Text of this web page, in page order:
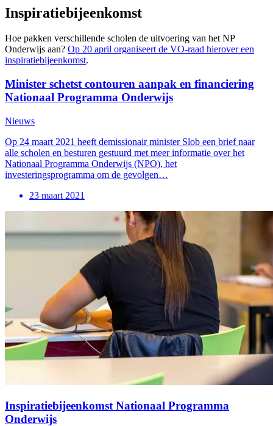
Inspiratiebijeenkomst
Hoe pakken verschillende scholen de uitvoering van het NP
Onderwijs aan? Op 20 april organiseert de VO-raad hierover een
inspiratiebijeenkomst.
Minister schetst contouren aanpak en financiering
Nationaal Programma Onderwijs
Nieuws
Op 24 maart 2021 heeft demissionair minister Slob een brief naar
alle scholen en besturen gestuurd met meer informatie over het
Nationaal Programma Onderwijs (NPO), het
investeringsprogramma om de gevolgen…
23 maart 2021
Inspiratiebijeenkomst Nationaal Programma
Onderwijs